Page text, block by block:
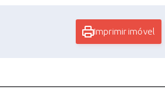
Imprimir imóvel